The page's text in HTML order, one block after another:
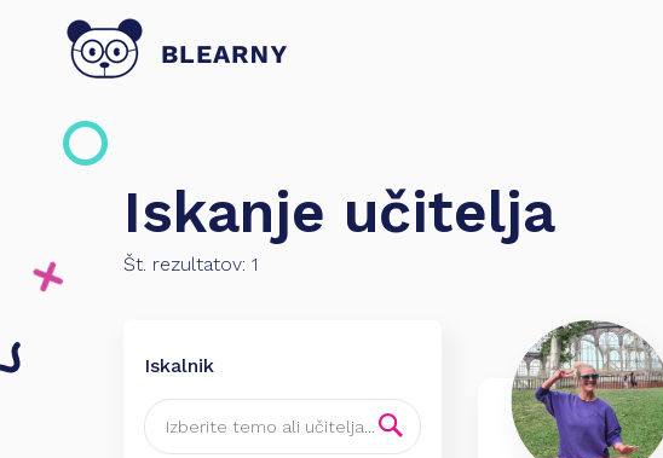
Iskanje učitelja
Št. rezultatov: 1
Iskalnik